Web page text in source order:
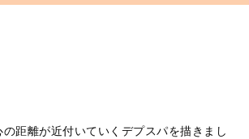
距離が近付いていくデプスパを描きまし